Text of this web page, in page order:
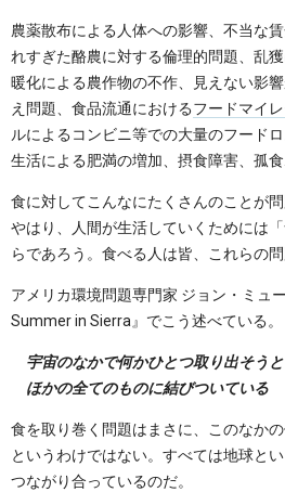
農薬散布による人体への影響、不当な
れすぎた酪農に対する倫理的問題、乱
暖化による農作物の不作、見えない影
え問題、食品流通におけるフードマイ
ルによるコンビニ等での大量のフード
生活による肥満の増加、摂食障害、孤食
食に対してこんなにたくさんのことが
やはり、人間が生活していくためには
らであろう。食べる人は皆、これらの問
アメリカ環境問題専門家 ジョン・ミュ
Summer in Sierra』でこう述べている。
宇宙のなかで何かひとつ取り出そう
ほかの全てのものに結びついている
食を取り巻く問題はまさに、このなか
というわけではない。すべては地球と
つながり合っているのだ。